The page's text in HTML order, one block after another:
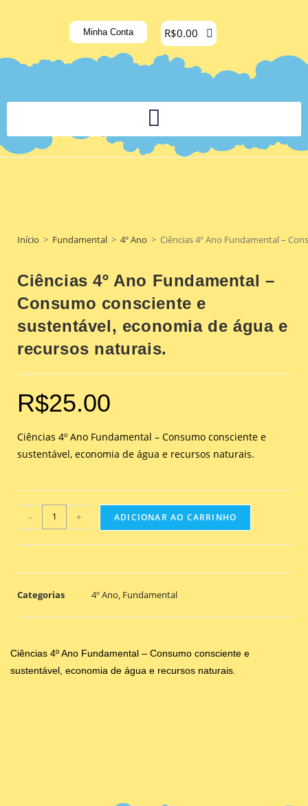
Minha Conta R$0.00
Início > Fundamental > 4º Ano > Ciências 4º Ano Fundamental –
Ciências 4º Ano Fundamental –
Consumo consciente e
sustentável, economia de água e
recursos naturais.
R$25.00
Ciências 4º Ano Fundamental – Consumo consciente e
sustentável, economia de água e recursos naturais.
- + ADICIONAR AO CARRINHO
Categorias 4º Ano Fundamental
Ciências 4º Ano Fundamental – Consumo consciente e
sustentável, economia de água e recursos naturais.